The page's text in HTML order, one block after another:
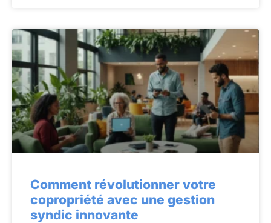
Comment révolutionner votre
copropriété avec une gestion
syndic innovante